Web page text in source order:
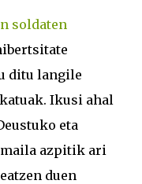
soldaten
ditu langile
Ikusi ahal
eta
azpitik ari
duen